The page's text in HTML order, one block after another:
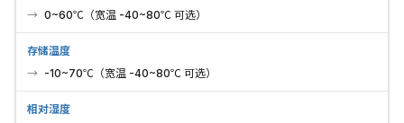
0~60℃（宽温 -40~80℃ 可选）
存储温度
-10~70℃（宽温 -40~80℃ 可选）
相对湿度